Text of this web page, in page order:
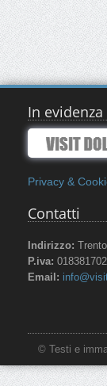
In evidenza
Privacy &
Contatti
Indirizzo:
P.iva:
Email:
© Testi e